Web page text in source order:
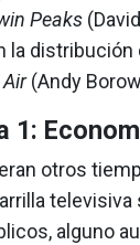
Peaks
la distribución
(Andy
1:
otros
televisiva
alguno